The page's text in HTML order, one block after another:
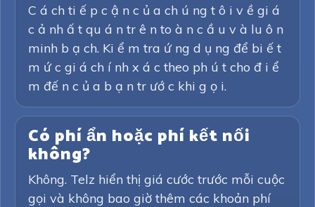
C á ch ti ế p c ậ n c ủ a ch ú ng t ô i v ề gi á
c ả nh ấ t qu á n tr ê n to à n c ầ u v à lu ô n
minh b ạ ch. Ki ể m tra ứ ng d ụ ng để bi ế t
m ứ c gi á ch í nh x á c theo ph ú t cho đ i ể
m đế n c ủ a b ạ n tr ướ c khi g ọ i.
Có phí ẩn hoặc phí kết nối
không?
Không. Telz hiển thị giá cước trước mỗi cuộc
gọi và không bao giờ thêm các khoản phí